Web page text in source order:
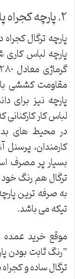
٢. پارچه کجراه پلی استر ویسکوز
پارچه ترگال
پارچه لباس کاری
مقاومت کششی
پارچه نیز برای
لباس کار کارکنانی
در محیط های
کارمندان، پرسنل
بسیار پر مصرف
ترگال هم رنگ
به صرفه ترین
تیکه می باشد.
موقع خرید عمده
“رنگ ثابت بودن
ترگال ساده و